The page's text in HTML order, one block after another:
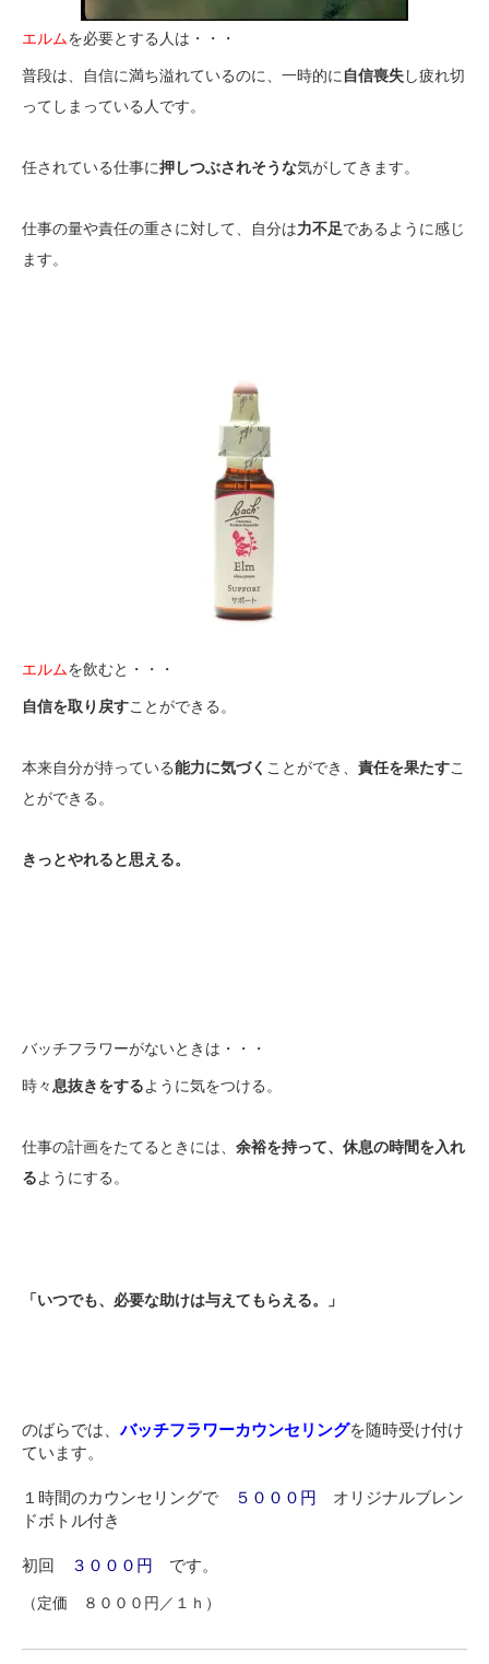
エルムを必要とする人は・・・
普段は、自信に満ち溢れているのに、一時的に自信喪失し疲れ切
ってしまっている人です。
任されている仕事に押しつぶされそうな気がしてきます。
仕事の量や責任の重さに対して、自分は力不足であるように感じ
ます。
エルムを飲むと・・・
自信を取り戻すことができる。
本来自分が持っている能力に気づく ことができ、 責任を果たすこ
とができる。
きっとやれると思える。
バッチフラワーがないときは・・・
時々息抜きをするように気をつける。
仕事の計画をたてるときには、 余裕を持って、休息の時間を入れ
るようにする。
「いつでも、必要な助けは与えてもらえる。」
のばらでは、バッチフラワーカウンセリングを随時受け付け
ています。
１時間のカウンセリングで ５０００円
オリジナルブレン
ドボトル付き
初回 ３０００円 です。
（定価 ８０００円／１ｈ）